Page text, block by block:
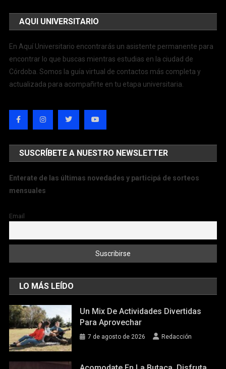
AQUI UNIVERSITARIO
En Aquí Universitario encontrarás un asistente permanente para
encontrar lo que buscas mientras estudias en la ciudad de
Córdoba. Somos la guía virtual de contactos más completa y
actualizada para acompañrte en tu etapa universitaria.
SUSCRÍBETE A NUESTRO NEWSLETTER
Enterate de las últimas novedades y participá de sorteos
mensuales
Email
LO MÁS LEÍDO
Un Mix De Actividades Divertidas
Para Aprovechar
7 de agosto de 2026 Redacción